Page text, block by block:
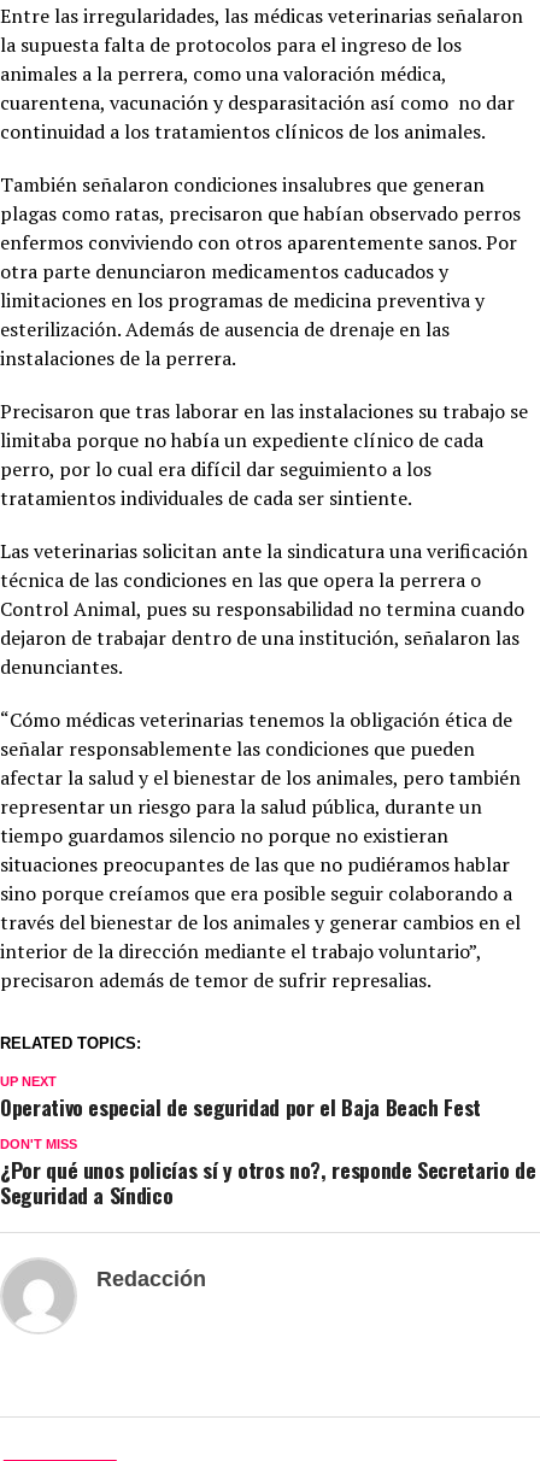
Entre las irregularidades, las médicas veterinarias señalaron
la supuesta falta de protocolos para el ingreso de los
animales a la perrera, como una valoración médica,
cuarentena, vacunación y desparasitación así como no dar
continuidad a los tratamientos clínicos de los animales.
También señalaron condiciones insalubres que generan
plagas como ratas, precisaron que habían observado perros
enfermos conviviendo con otros aparentemente sanos. Por
otra parte denunciaron medicamentos caducados y
limitaciones en los programas de medicina preventiva y
esterilización. Además de ausencia de drenaje en las
instalaciones de la perrera.
Precisaron que tras laborar en las instalaciones su trabajo se
limitaba porque no había un expediente clínico de cada
perro, por lo cual era difícil dar seguimiento a los
tratamientos individuales de cada ser sintiente.
Las veterinarias solicitan ante la sindicatura una verificación
técnica de las condiciones en las que opera la perrera o
Control Animal, pues su responsabilidad no termina cuando
dejaron de trabajar dentro de una institución, señalaron las
denunciantes.
“Cómo médicas veterinarias tenemos la obligación ética de
señalar responsablemente las condiciones que pueden
afectar la salud y el bienestar de los animales, pero también
representar un riesgo para la salud pública, durante un
tiempo guardamos silencio no porque no existieran
situaciones preocupantes de las que no pudiéramos hablar
sino porque creíamos que era posible seguir colaborando a
través del bienestar de los animales y generar cambios en el
interior de la dirección mediante el trabajo voluntario”,
precisaron además de temor de sufrir represalias.
RELATED TOPICS:
UP NEXT
Operativo especial de seguridad por el Baja Beach Fest
DON'T MISS
¿Por qué unos policías sí y otros no?, responde Secretario de
Seguridad a Síndico
Redacción